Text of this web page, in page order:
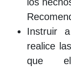
Instruir
realice
que